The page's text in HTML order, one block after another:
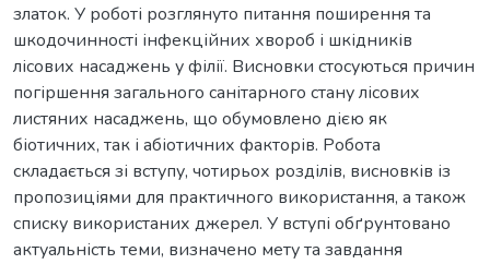
златок. У роботі розглянуто питання поширення та
шкодочинності інфекційних хвороб і шкідників
лісових насаджень у філії. Висновки стосуються причин
погіршення загального санітарного стану лісових
листяних насаджень, що обумовлено дією як
біотичних, так і абіотичних факторів. Робота
складається зі вступу, чотирьох розділів, висновків із
пропозиціями для практичного використання, а також
списку використаних джерел. У вступі обґрунтовано
актуальність теми, визначено мету та завдання